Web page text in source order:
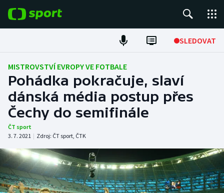
SLEDOVAT
Fotbal
Hokej
Tenis
Atletika
Cyklistika
DALŠÍ SPORTY
MISTROVSTVÍ EVROPY VE FOTBALE
Pohádka pokračuje, slaví
dánská média postup přes
Čechy do semifinále
ČT sport
3. 7. 2021 | Zdroj: ČT sport, ČTK